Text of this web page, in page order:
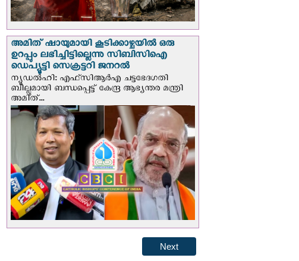
അമിത് ഷായുമായി കൂടിക്കാഴ്ചയില്‍ ഒരു
ഉറപ്പും ലഭിച്ചിട്ടില്ലെന്നു സിബിസിഐ
ഡെപ്യൂട്ടി സെക്രട്ടറി ജനറല്‍
ന്യൂഡല്‍ഹി: എഫ്‌സിആര്‍എ ചട്ടഭേദഗതി
ബില്ലുമായി ബന്ധപ്പെട്ട് കേന്ദ്ര ആഭ്യന്തര മന്ത്രി
അമിത്...
Next